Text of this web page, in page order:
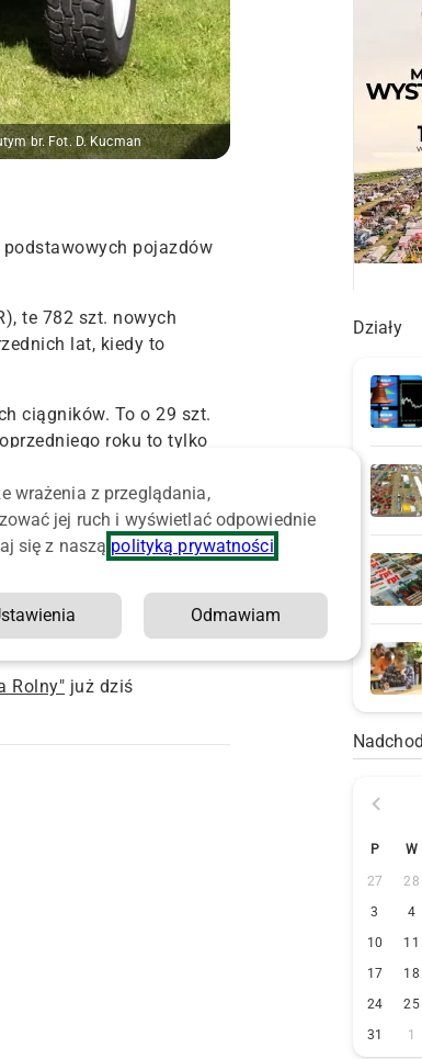
br. Fot. D. Kucman
pojazdów
te 782 szt. nowych
lat, kiedy to
ciągników. To o 29 szt.
roku to tylko
w lutym br., to o
rolniczych. To o 178
roku o 15,7 proc.” –
Rolny" już dziś
Działy
P W
27 28
3
4
10
11
17
18
24
25
31
1
wrażenia z przeglądania,
jej ruch i wyświetlać odpowiednie
się z naszą polityką prywatności
Odmawiam